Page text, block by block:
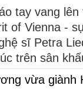
tay vang
of Vienna -
sĩ Petra
trên sân
vừa giành